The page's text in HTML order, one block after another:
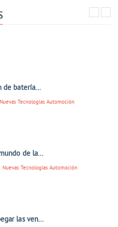
de batería...
Nuevas Tecnologías Automoción
de la...
Nuevas Tecnologías Automoción
las ven...